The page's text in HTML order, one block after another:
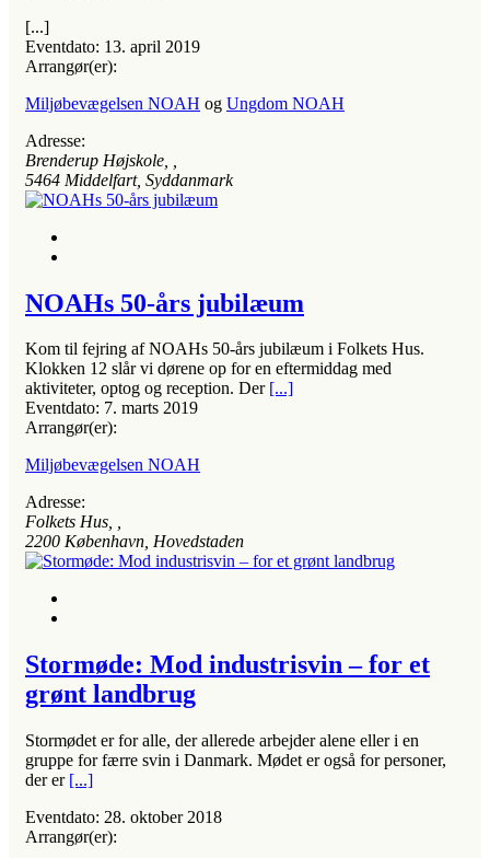
[...]
Eventdato: 13. april 2019
Arrangør(er):
Miljøbevægelsen NOAH og Ungdom NOAH
Adresse:
Brenderup Højskole
5464 Middelfart, Syddanmark
NOAHs 50-års jubilæum
Kom til fejring af NOAHs 50-års jubilæum i Folkets Hus.
Klokken 12 slår vi dørene op for en eftermiddag med
aktiviteter, optog og reception. Der [...]
Eventdato: 7. marts 2019
Arrangør(er):
Miljøbevægelsen NOAH
Adresse:
Folkets Hus, ,
2200 København, Hovedstaden
Stormøde: Mod industrisvin – for et
grønt landbrug
Stormødet er for alle, der allerede arbejder alene eller i en
gruppe for færre svin i Danmark. Mødet er også for personer,
der er [...]
Eventdato: 28. oktober 2018
Arrangør(er):